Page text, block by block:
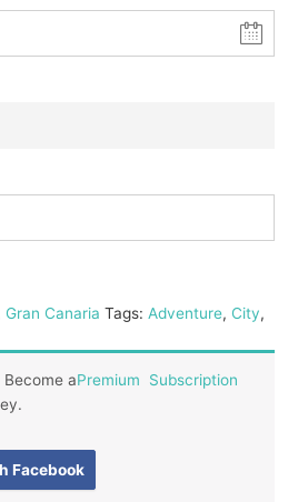
Gran Canaria Tags: Adventure,City,
aPremium Subscription
Facebook